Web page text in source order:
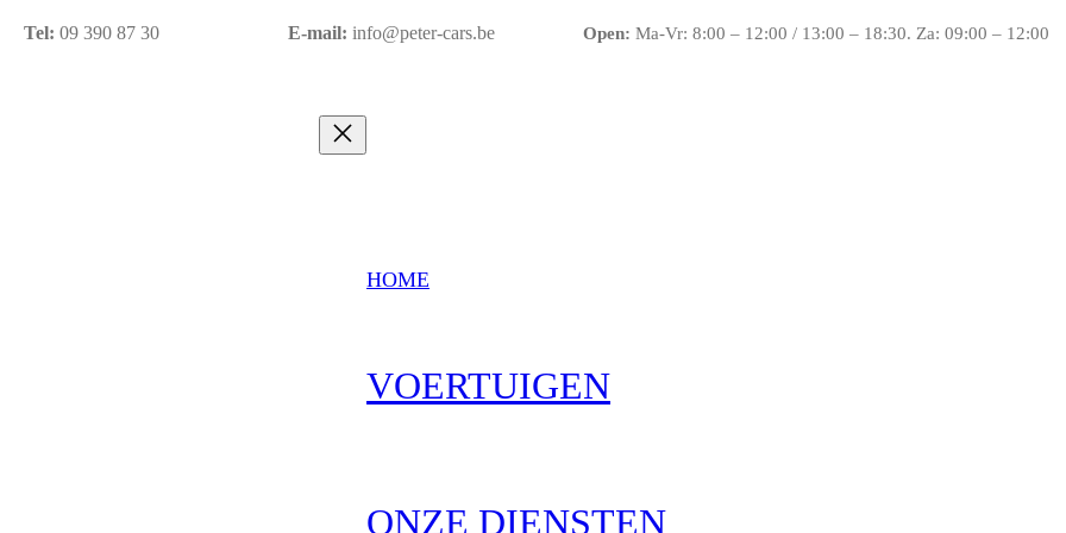
Tel: 09 390 87 30 E-mail: info@peter-cars.be Open: Ma-Vr: 8:00 – 12:00 / 13:00 – 18:30. Za: 09:00 – 12:00
HOME
VOERTUIGEN
ONZE DIENSTEN